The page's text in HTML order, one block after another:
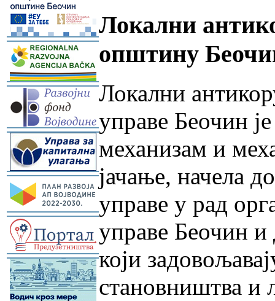
-
-
-
-
-
-
Локални
општину
Локални
управе Беочин
механизам и
јачање, начела
управе у рад
управе Беочин и
који
становништва и